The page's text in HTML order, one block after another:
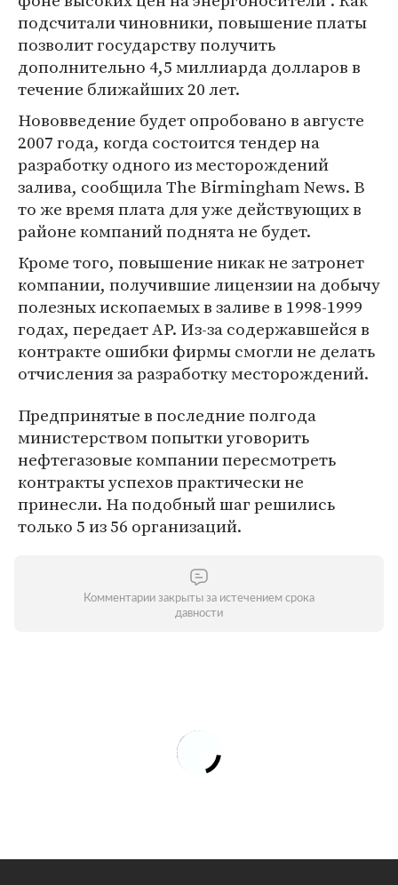
подсчитали чиновники, повышение платы
позволит государству получить
дополнительно 4,5 миллиарда долларов в
течение ближайших 20 лет.
Нововведение будет опробовано в августе
2007 года, когда состоится тендер на
разработку одного из месторождений
залива, сообщила The Birmingham News. В
то же время плата для уже действующих в
районе компаний поднята не будет.
Кроме того, повышение никак не затронет
компании, получившие лицензии на добычу
полезных ископаемых в заливе в 1998-1999
годах, передает AP. Из-за содержавшейся в
контракте ошибки фирмы смогли не делать
отчисления за разработку месторождений.
Предпринятые в последние полгода
министерством попытки уговорить
нефтегазовые компании пересмотреть
контракты успехов практически не
принесли. На подобный шаг решились
только 5 из 56 организаций.
Комментарии закрыты за истечением срока
давности